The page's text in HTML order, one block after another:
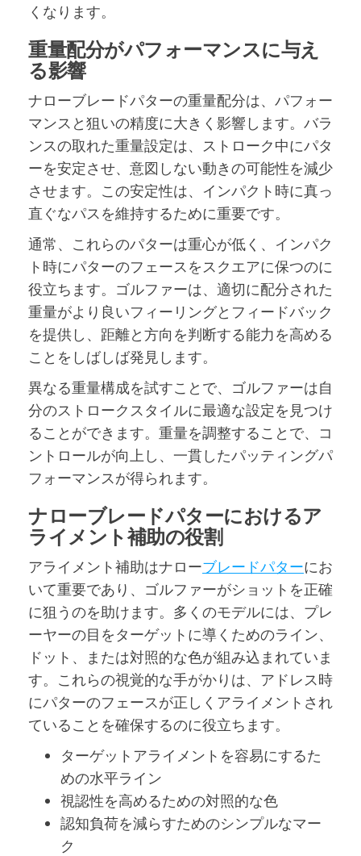
くなります。
重量配分がパフォーマンスに与え
る影響
ナローブレードパターの重量配分は、パフォー
マンスと狙いの精度に大きく影響します。バラ
ンスの取れた重量設定は、ストローク中にパタ
ーを安定させ、意図しない動きの可能性を減少
させます。この安定性は、インパクト時に真っ
直ぐなパスを維持するために重要です。
通常、これらのパターは重心が低く、インパク
ト時にパターのフェースをスクエアに保つのに
役立ちます。ゴルファーは、適切に配分された
重量がより良いフィーリングとフィードバック
を提供し、距離と方向を判断する能力を高める
ことをしばしば発見します。
異なる重量構成を試すことで、ゴルファーは自
分のストロークスタイルに最適な設定を見つけ
ることができます。重量を調整することで、コ
ントロールが向上し、一貫したパッティングパ
フォーマンスが得られます。
ナローブレードパターにおけるア
ライメント補助の役割
アライメント補助はナローブレードパターにお
いて重要であり、ゴルファーがショットを正確
に狙うのを助けます。多くのモデルには、プレ
ーヤーの目をターゲットに導くためのライン、
ドット、または対照的な色が組み込まれていま
す。これらの視覚的な手がかりは、アドレス時
にパターのフェースが正しくアライメントされ
ていることを確保するのに役立ちます。
ターゲットアライメントを容易にするた
めの水平ライン
視認性を高めるための対照的な色
認知負荷を減らすためのシンプルなマー
ク